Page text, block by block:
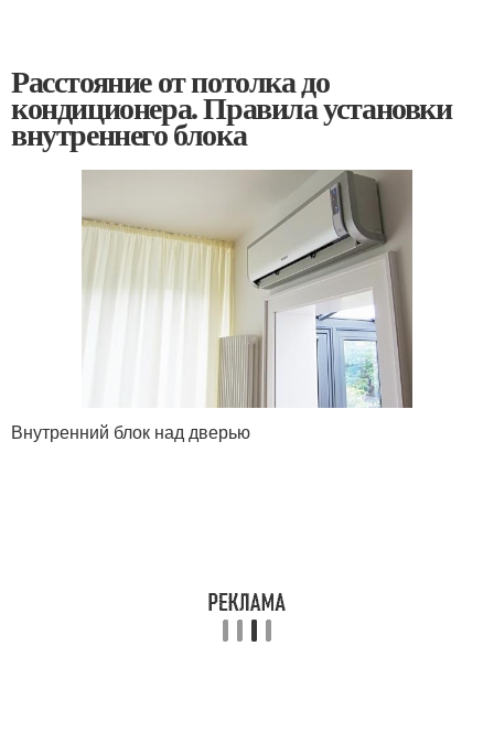
Расстояние от потолка до
кондиционера. Правила установки
внутреннего блока
Внутренний блок над дверью